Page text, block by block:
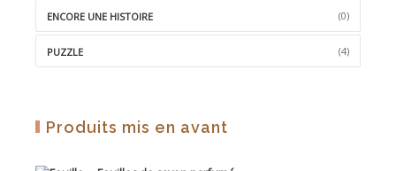
ENCORE UNE HISTOIRE (0)
PUZZLE (4)
Produits mis en avant